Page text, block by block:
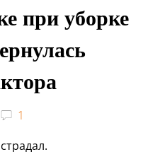
при уборке
1